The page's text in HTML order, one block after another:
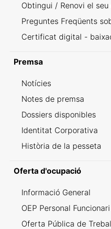
Obtingui / Renovi el
Preguntes Freqüents
Certificat digital -
Premsa
Notícies
Notes de premsa
Dossiers disponibles
Identitat Corporativa
Història de la pesseta
Oferta d'ocupació
Informació General
OEP Personal
Oferta Pública de